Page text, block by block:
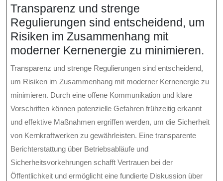
Transparenz und strenge
Regulierungen sind entscheidend, um
Risiken im Zusammenhang mit
moderner Kernenergie zu minimieren.
Transparenz und strenge Regulierungen sind entscheidend,
um Risiken im Zusammenhang mit moderner Kernenergie zu
minimieren. Durch eine offene Kommunikation und klare
Vorschriften können potenzielle Gefahren frühzeitig erkannt
und effektive Maßnahmen ergriffen werden, um die Sicherheit
von Kernkraftwerken zu gewährleisten. Eine transparente
Berichterstattung über Betriebsabläufe und
Sicherheitsvorkehrungen schafft Vertrauen bei der
Öffentlichkeit und ermöglicht eine fundierte Diskussion über